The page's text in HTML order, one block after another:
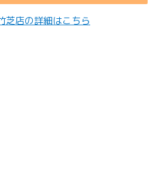
芝店の詳細はこちら